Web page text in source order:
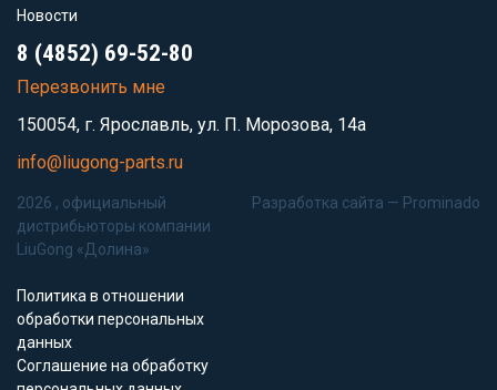
Новости
8 (4852) 69-52-80
Перезвонить мне
150054, г. Ярославль, ул. П. Морозова, 14а
info@liugong-parts.ru
2026 , официальный
дистрибьюторы компании
LiuGong «Долина»
Политика в отношении
обработки персональных
данных
Соглашение на обработку
Разработка сайта — Prominado